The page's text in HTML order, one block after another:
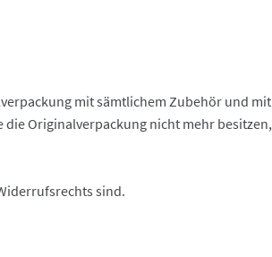
mit sämtlichem Zubehör und mit
die Originalverpackung nicht mehr besitzen,
sind.